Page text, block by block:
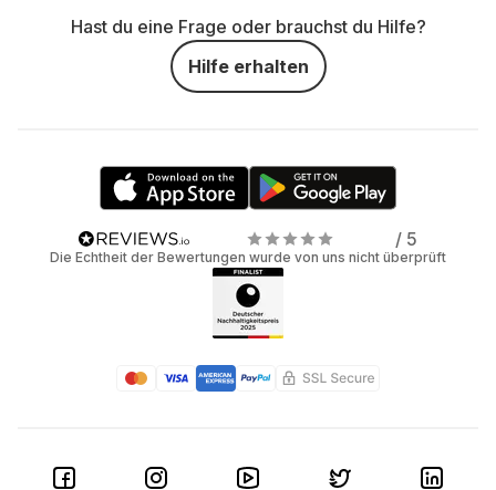
Hast du eine Frage oder brauchst du Hilfe?
Hilfe erhalten
/ 5
Die Echtheit der Bewertungen wurde von uns nicht überprüft